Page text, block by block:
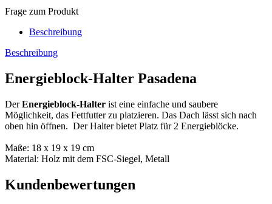
Frage zum Produkt
Beschreibung
Beschreibung
Energieblock-Halter Pasadena
DerEnergieblock-Halter ist eine einfache und saubere
Möglichkeit, das Fettfutter zu platzieren. Das Dach lässt sich nach
oben hin öffnen. Der Halter bietet Platz für 2 Energieblöcke.
Maße: 18 x 19 x 19 cm
Material: Holz mit dem FSC-Siegel, Metall
Kundenbewertungen